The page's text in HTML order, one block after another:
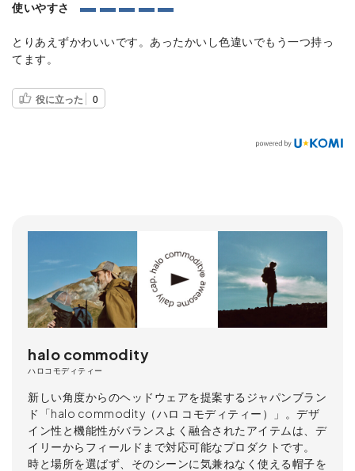
使いやすさ
とりあえずかわいいです。あったかいし色違いでもう一つ持っ
てます。
役に立った 0
halo commodity
ハロコモディティー
新しい角度からのヘッドウェアを提案するジャパンブラン
ド「halo commodity（ハロ コモディティー）」。デザ
イン性と機能性がバランスよく融合されたアイテムは、デ
イリーからフィールドまで対応可能なプロダクトです。
時と場所を選ばず、そのシーンに気兼ねなく使える帽子を